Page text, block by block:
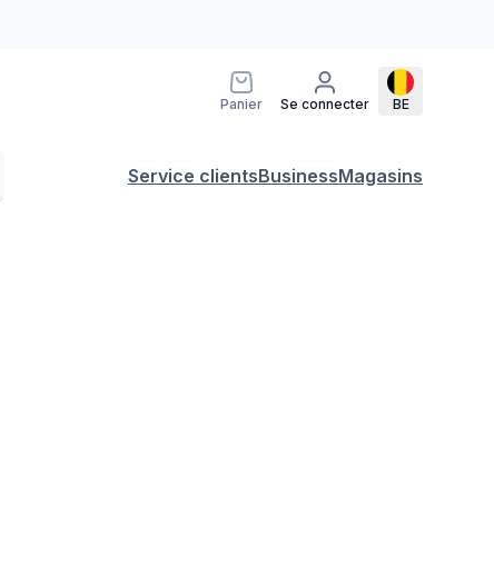
Panier Se connecter BE
Service clientsBusinessMagasins